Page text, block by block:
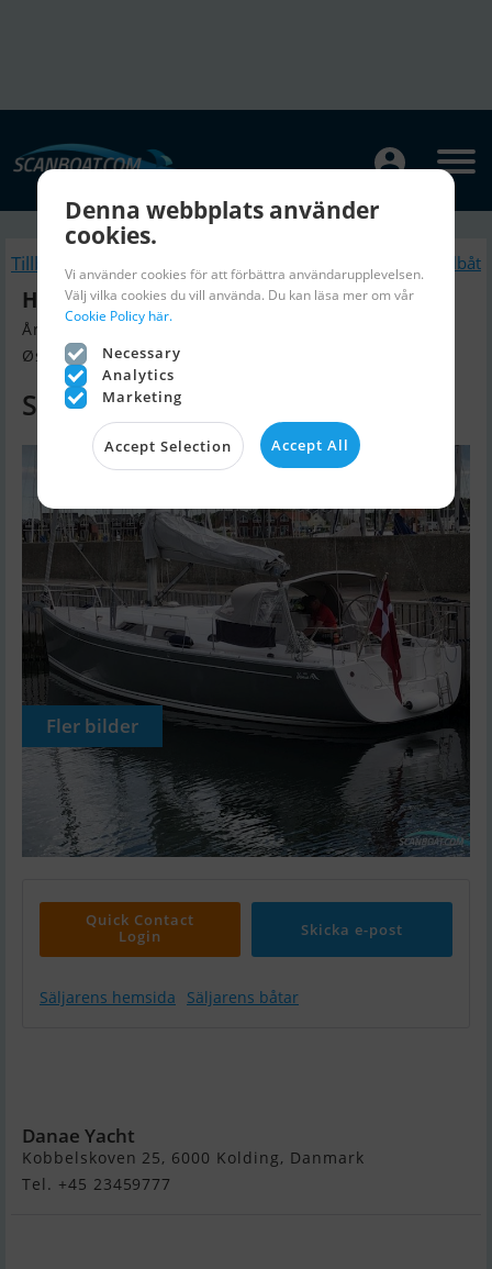
Tillbaka Liknande Segelbåt
Hanse 400 - Solgt / Sold / Verkauft
Årsmodell 2008, Segelbåt till salu
Østjylland, Danmark
SÅLD
Fler bilder
Quick Contact
Login
Skicka e-post
Säljarens hemsida Säljarens båtar
Danae Yacht
Kobbelskoven 25, 6000 Kolding, Danmark
Tel. +45 23459777
Denna webbplats använder
cookies.
Vi använder cookies för att förbättra användarupplevelsen.
Välj vilka cookies du vill använda. Du kan läsa mer om vår
Cookie Policy här.
Necessary
Analytics
Marketing
Accept Selection Accept All